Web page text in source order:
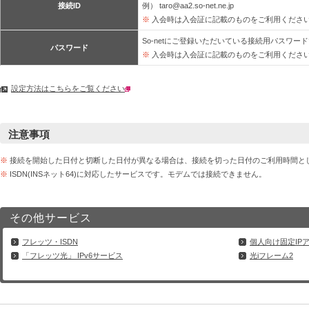
接続ID
例） taro@aa2.so-net.ne.jp
※ 入会時は入会証に記載のものをご利用くださ
パスワード
So-netにご登録いただいている接続用パスワー
※ 入会時は入会証に記載のものをご利用くださ
設定方法はこちらをご覧ください
注意事項
※ 接続を開始した日付と切断した日付が異なる場合は、接続を切った日付のご利用時間と
※ ISDN(INSネット64)に対応したサービスです。モデムでは接続できません。
その他サービス
フレッツ・ISDN
個人向け固定IP
「フレッツ光」 IPv6サービス
光iフレーム2